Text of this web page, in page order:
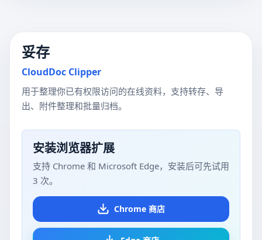
妥存
CloudDoc Clipper
用于整理你已有权限访问的在线资料，支持转存、导
出、附件整理和批量归档。
安装浏览器扩展
支持 Chrome 和 Microsoft Edge，安装后可先试用
3 次。
Chrome 商店